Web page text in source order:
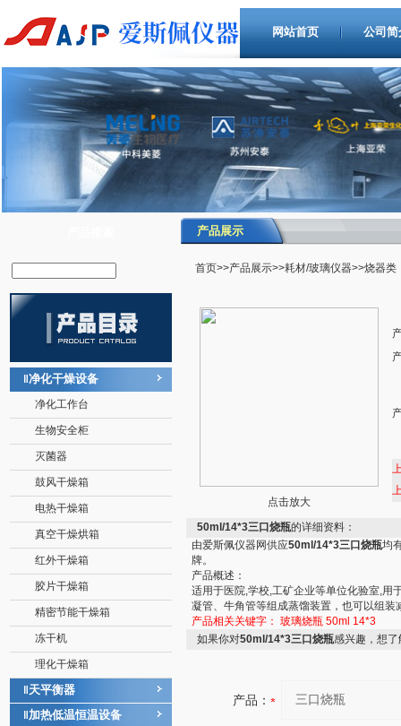
网站首页 公司简
净化干燥设备
净化工作台
生物安全柜
灭菌器
鼓风干燥箱
电热干燥箱
真空干燥烘箱
红外干燥箱
胶片干燥箱
精密节能干燥箱
冻干机
理化干燥箱
天平衡器
加热低温恒温设备
产品展示
首页>>产品展示>>耗材/玻璃仪器>>烧器类
点击放大
50ml/14*3三口烧瓶的详细资料：
由爱斯佩仪器网供应50ml/14*3三口烧瓶均
牌。
产品概述：
适用于医院,学校,工矿企业等单位化验室,用
凝管、牛角管等组成蒸馏装置，也可以组装
产品相关关键字： 玻璃烧瓶 50ml 14*3
如果你对50ml/14*3三口烧瓶感兴趣，想
产品：